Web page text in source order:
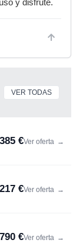
y disfrute.
VER TODAS
€Ver oferta →
217 €Ver oferta →
790 €Ver oferta →